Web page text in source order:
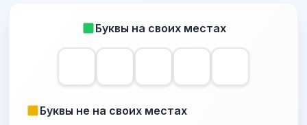
Буквы на своих местах
Буквы не на своих местах